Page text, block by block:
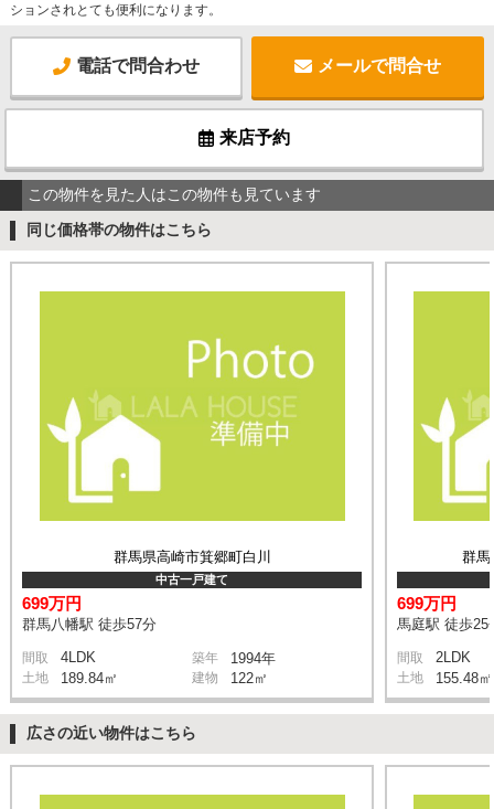
ションされとても便利になります。
電話で問合わせ メールで問合せ
来店予約
この物件を見た人はこの物件も見ています
同じ価格帯の物件はこちら
群馬県高崎市箕郷町白川
中古一戸建て
699万円
群馬八幡駅 徒歩57分
間取 4LDK 築年 1994年
土地 189.84㎡ 建物 122㎡
群馬
699万円
馬庭駅 徒歩25
間取 2LDK
土地 155.48㎡
広さの近い物件はこちら